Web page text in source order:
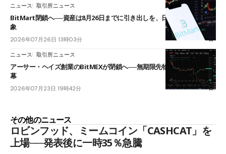
ニュース 取引所ニュース
BitMart閉鎖へ──資産は8月26日までに引き出しを、日本人利用者も対
象
2026年07月26日 13時03分
ニュース 取引所ニュース
アーサー・ヘイズ創業のBitMEXが閉鎖へ──無期限先物を生んだ11年に
幕
2026年07月23日 19時42分
その他のニュース
ロビンフッド、ミームコイン「CASHCAT」を
上場──発表後に一時35％急騰